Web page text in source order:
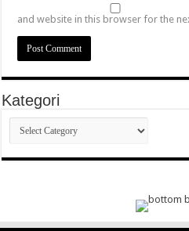
and website in this browser for the
Kategori
Kategori